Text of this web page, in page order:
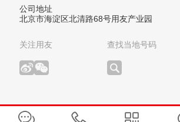
公司地址
北京市海淀区北清路68号用友产业园
关注用友 查找当地号码
版权所有：用友网络科技股份有限